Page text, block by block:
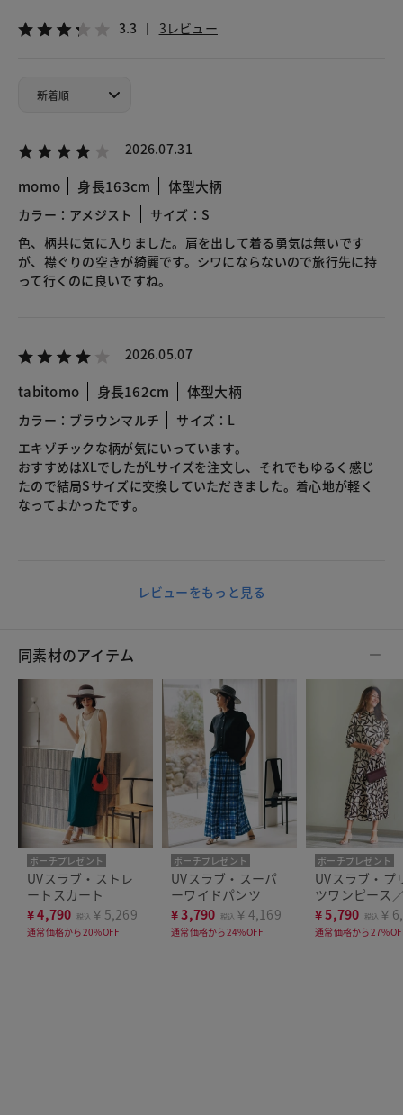
3.3 3レビュー
2026.07.31
momo 身長163cm 体型大柄
カラー：アメジスト
サイズ：S
色、柄共に気に入りました。肩を出して着る勇気は無いです
が、襟ぐりの空きが綺麗です。シワにならないので旅行先に持
って行くのに良いですね。
2026.05.07
tabitomo 身長162cm 体型大柄
カラー：ブラウンマルチ
サイズ：L
エキゾチックな柄が気にいっています。
おすすめはXLでしたがLサイズを注文し、それでもゆるく感じ
たので結局Sサイズに交換していただきました。着心地が軽く
なってよかったです。
レビューをもっと見る
同素材のアイテム
ポーチプレゼント
洗濯機可
UVスラブ・ストレ
ートスカート
¥4,790 税込 ￥5,269
通常価格から20%OFF
ポーチプレゼント
洗濯機可
UVスラブ・スーパ
ーワイドパンツ
¥3,790 税込 ￥4,169
通常価格から24%OFF
ポーチプレゼント
洗濯機可
UVスラブ・プ
ツワンピース
袖
¥5,790 税込 ￥
通常価格から